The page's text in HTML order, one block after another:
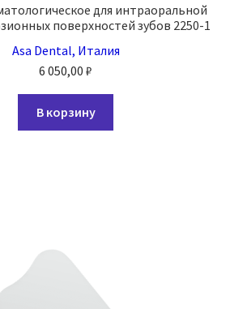
для интраоральной
поверхностей зубов 2250-1
Asa Dental, Италия
6 050,00 ₽
В корзину